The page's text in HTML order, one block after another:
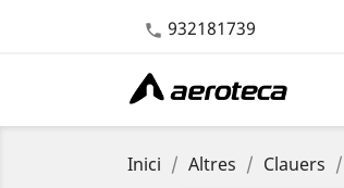
 932181739
Inici Altres Clauers